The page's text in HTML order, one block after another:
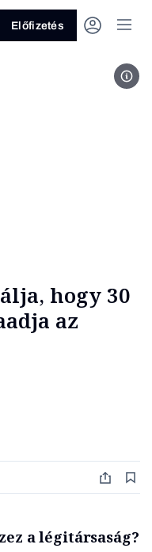
Előfizetés
hogy 30
az
a légitársaság?